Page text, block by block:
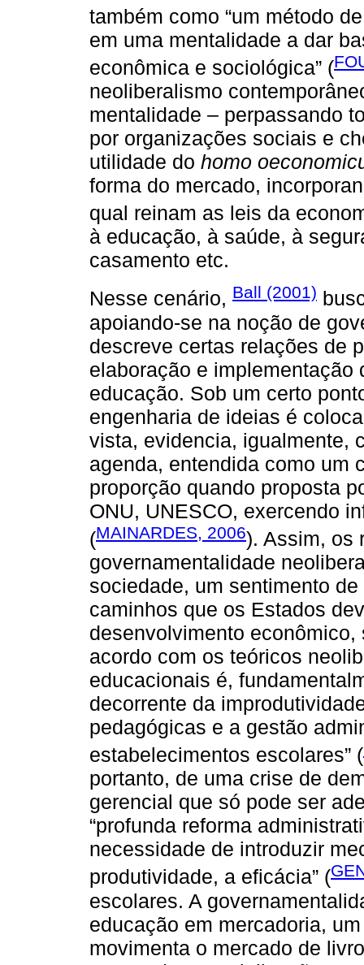
também como “um método
em uma mentalidade a dar
econômica e sociológica” (
neoliberalismo
mentalidade – perpassando
por organizações sociais e
utilidade do homo
forma do mercado,
qual reinam as leis da
à educação, à saúde, à
casamento etc.
Nesse cenário, Ball (2001)
apoiando-se na noção de
descreve certas relações de
elaboração e
educação. Sob um certo
engenharia de ideias é
vista, evidencia, igualmente,
agenda, entendida como um
proporção quando proposta
ONU, UNESCO, exercendo
(MAINARDES, 2006). Assim, os
governamentalidade
sociedade, um sentimento
caminhos que os Estados
desenvolvimento
acordo com os teóricos
educacionais é,
decorrente da
pedagógicas e a gestão
estabelecimentos escolares” (
portanto, de uma crise de
gerencial que só pode ser
“profunda reforma
necessidade de introduzir
produtividade, a eficácia” (
escolares. A
educação em mercadoria,
movimenta o mercado de